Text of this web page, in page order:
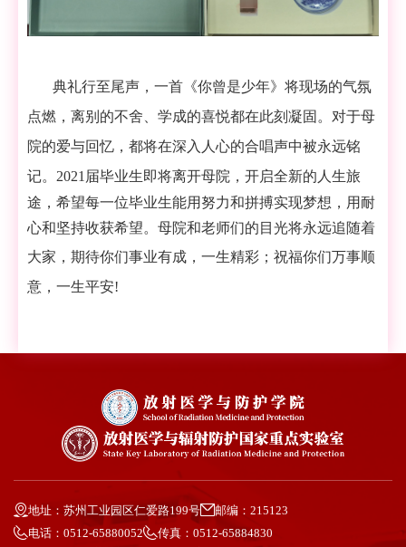
典礼行至尾声，一首《你曾是少年》将现场的气氛
点燃，离别的不舍、学成的喜悦都在此刻凝固。对于母
院的爱与回忆，都将在深入人心的合唱声中被永远铭
记。 2021 届毕业生即将离开母院，开启全新的人生旅
途，希望每一位毕业生能用努力和拼搏实现梦想，用耐
心和坚持收获希望。母院和老师们的目光将永远追随着
大家，期待你们事业有成，一生精彩； 祝福你们万事顺
意，一生平安!
地址：苏州工业园区仁爱路199号
邮编：215123
电话：0512-65880052
传真：0512-65884830